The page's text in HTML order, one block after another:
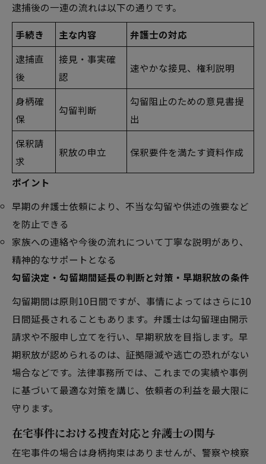
逮捕後の一連の流れは以下の通りです。
手続き 主な内容
弁護士の対応
逮捕直
後
接見・事実確
認
速やかな接見、権利説明
身柄確
保
勾留判断
勾留阻止のための意見書提
出
保釈請
求
釈放の申立 保釈要件を満たす資料作成
ポイント
早期の弁護士依頼により、不当な勾留や供述の強要など
を防止できる
家族への連絡や今後の流れについて丁寧な説明があり、
精神的なサポートとなる
勾留決定・勾留期間延長の判断と対策・早期釈放の条件
勾留期間は原則10日間ですが、事情によってはさらに10
日間延長されることもあります。弁護士は勾留理由開示
請求や不服申し立てを行い、早期釈放を目指します。早
期釈放が認められるのは、証拠隠滅や逃亡の恐れがない
場合などです。法律事務所では、これまでの実績や事例
に基づいて最適な対策を講じ、依頼者の利益を最大限に
守ります。
在宅事件における捜査対応と弁護士の関与
在宅事件の場合は身柄拘束はありませんが、警察や検察